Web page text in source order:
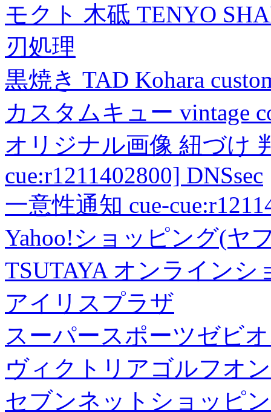
モクト 木砥 TENYO
刃処理
黒焼き TAD Kohara
カスタムキュー vintage
オリジナル画像 紐づけ
cue:r1211402800] DNSsec
一意性通知 cue-
Yahoo!ショッピング(ヤ
TSUTAYA オンラインシ
アイリスプラザ
スーパースポーツゼビ
ヴィクトリアゴルフオ
セブンネットショッピ